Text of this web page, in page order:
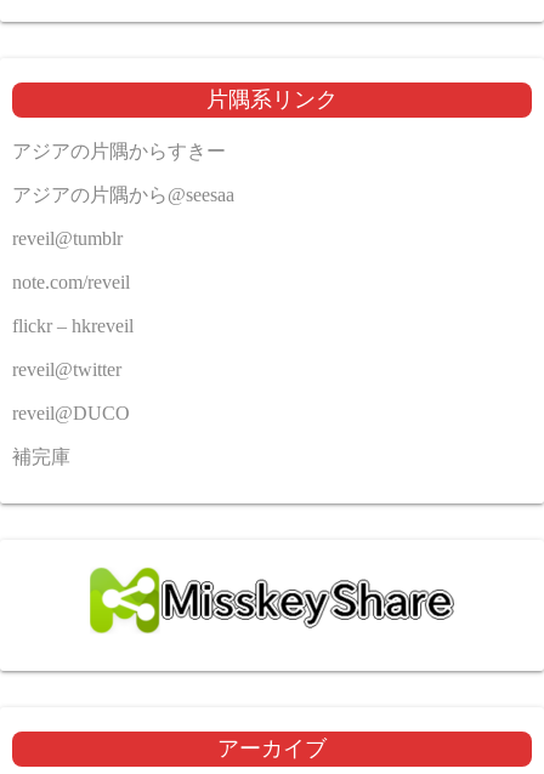
片隅系リンク
アジアの片隅からすきー
アジアの片隅から@seesaa
reveil@tumblr
note.com/reveil
flickr – hkreveil
reveil@twitter
reveil@DUCO
補完庫
アーカイブ